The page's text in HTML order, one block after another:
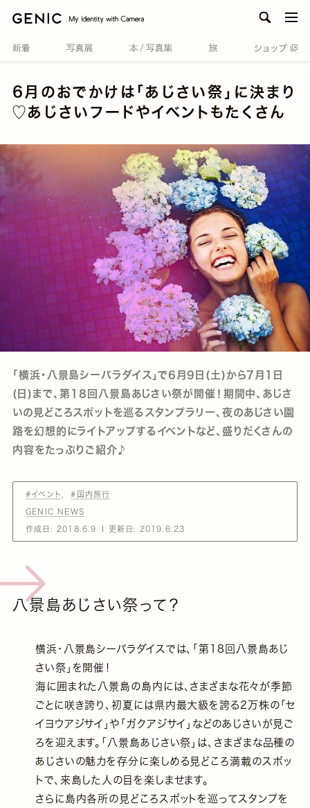
6月のおでかけは「あじさい祭」に決まり
♡あじさいフードやイベントもたくさん
｢横浜・八景島シーパラダイス｣で6月9日(土)から7月1日
(日)まで、第18回八景島あじさい祭が開催！期間中、あじさ
いの見どころスポットを巡るスタンプラリー、夜のあじさい園
路を幻想的にライトアップするイベントなど、盛りだくさんの
内容をたっぷりご紹介♪
#イベント #国内旅行
GENIC NEWS
作成日: 2018.6.9 更新日: 2019.6.23
八景島あじさい祭って？
横浜・八景島シーパラダイスでは、｢第18回八景島あじ
さい祭｣を開催！
海に囲まれた八景島の島内には、さまざまな花々が季節
ごとに咲き誇り、初夏には県内最大級を誇る2万株の｢セ
イヨウアジサイ｣や｢ガクアジサイ｣などのあじさいが見ご
ろを迎えます。｢八景島あじさい祭｣は、さまざまな品種の
あじさいの魅力を存分に楽しめる見どころ満載のスポッ
トで、来島した人の目を楽しませます。
さらに島内各所の見どころスポットを巡ってスタンプを